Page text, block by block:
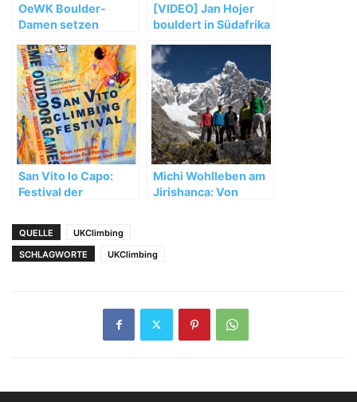
OeWK Boulder-
Damen setzen
fort
[VIDEO] Jan Hojer
bouldert in Südafrika
San Vito lo Capo:
Festival der
Michi Wohlleben am
Jirishanca: Von
Erfahrungen
QUELLE
UKClimbing
SCHLAGWORTE
UKClimbing